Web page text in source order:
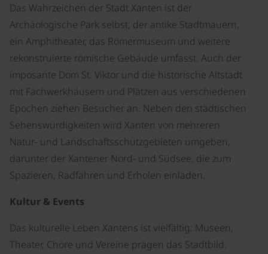
Das Wahrzeichen der Stadt Xanten ist der
Archäologische Park selbst, der antike Stadtmauern,
ein Amphitheater, das Römermuseum und weitere
rekonstruierte römische Gebäude umfasst. Auch der
imposante Dom St. Viktor und die historische Altstadt
mit Fachwerkhäusern und Plätzen aus verschiedenen
Epochen ziehen Besucher an. Neben den städtischen
Sehenswürdigkeiten wird Xanten von mehreren
Natur- und Landschaftsschutzgebieten umgeben,
darunter der Xantener Nord- und Südsee, die zum
Spazieren, Radfahren und Erholen einladen.
Kultur & Events
Das kulturelle Leben Xantens ist vielfältig: Museen,
Theater, Chöre und Vereine prägen das Stadtbild.